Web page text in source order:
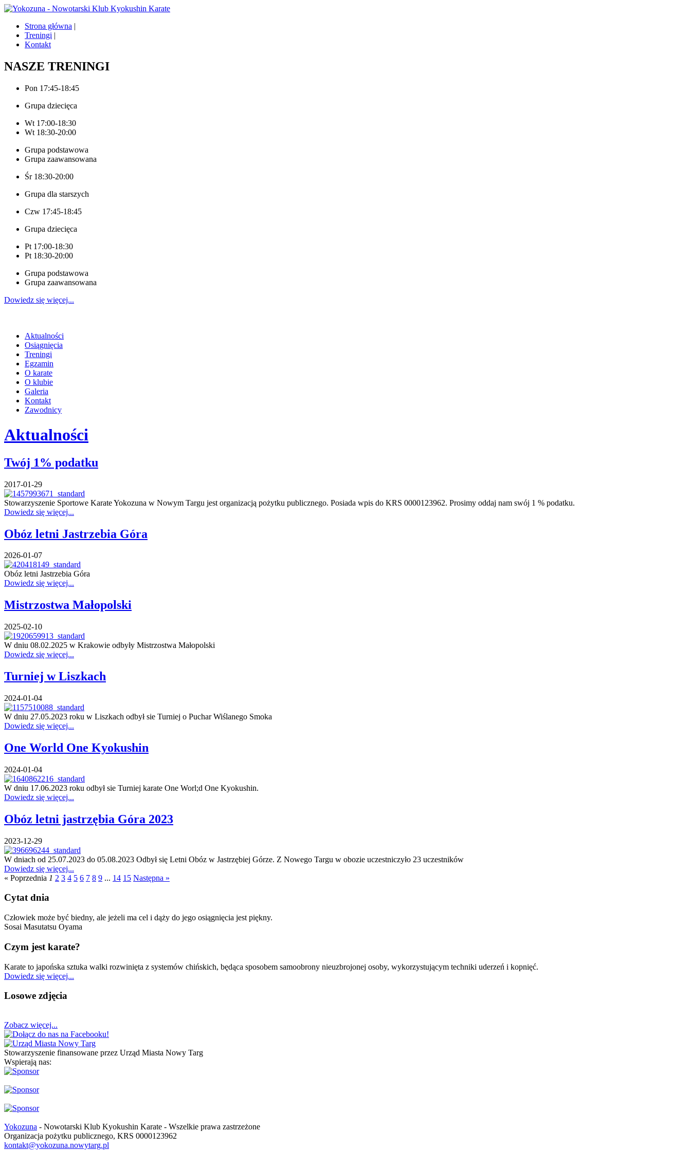
Strona główna |
Treningi |
Kontakt
NASZE TRENINGI
Pon 17:45-18:45
Grupa dziecięca
Wt 17:00-18:30
Wt 18:30-20:00
Grupa podstawowa
Grupa zaawansowana
Śr 18:30-20:00
Grupa dla starszych
Czw 17:45-18:45
Grupa dziecięca
Pt 17:00-18:30
Pt 18:30-20:00
Grupa podstawowa
Grupa zaawansowana
Dowiedz się więcej...
Aktualności
Osiągnięcia
Treningi
Egzamin
O karate
O klubie
Galeria
Kontakt
Zawodnicy
Aktualności
Twój 1% podatku
2017-01-29
Stowarzyszenie Sportowe Karate Yokozuna w Nowym Targu jest organizacją pożytku publicznego. Posiada wpis do KRS 0000123962. Prosimy oddaj nam swój 1 % podatku.
Dowiedz się więcej...
Obóz letni Jastrzebia Góra
2026-01-07
Obóz letni Jastrzebia Góra
Dowiedz się więcej...
Mistrzostwa Małopolski
2025-02-10
W dniu 08.02.2025 w Krakowie odbyły Mistrzostwa Małopolski
Dowiedz się więcej...
Turniej w Liszkach
2024-01-04
W dniu 27.05.2023 roku w Liszkach odbył sie Turniej o Puchar Wiślanego Smoka
Dowiedz się więcej...
One World One Kyokushin
2024-01-04
W dniu 17.06.2023 roku odbył sie Turniej karate One Worl;d One Kyokushin.
Dowiedz się więcej...
Obóz letni jastrzębia Góra 2023
2023-12-29
W dniach od 25.07.2023 do 05.08.2023 Odbył się Letni Obóz w Jastrzębiej Górze. Z Nowego Targu w obozie uczestniczyło 23 uczestników
Dowiedz się więcej...
« Poprzednia 1 2 3 4 5 6 7 8 9 ... 14 15 Następna »
Cytat dnia
Człowiek może być biedny, ale jeżeli ma cel i dąży do jego osiągnięcia jest piękny.
Sosai Masutatsu Oyama
Czym jest karate?
Karate to japońska sztuka walki rozwinięta z systemów chińskich, będąca sposobem samoobrony nieuzbrojonej osoby, wykorzystującym techniki uderzeń i kopnięć.
Dowiedz się więcej...
Losowe zdjęcia
Zobacz więcej...
Stowarzyszenie finansowane przez Urząd Miasta Nowy Targ
Wspierają nas:
Yokozuna - Nowotarski Klub Kyokushin Karate - Wszelkie prawa zastrzeżone
Organizacja pożytku publicznego, KRS 0000123962
kontakt@yokozuna.nowytarg.pl